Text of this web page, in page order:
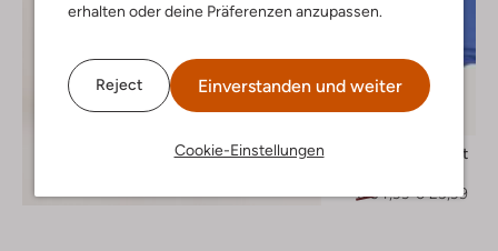
erhalten oder deine Präferenzen anzupassen.
Reject Einverstanden und weiter
Cookie-Einstellungen
Sproet & Sprout
€ 34,99 € 23,99